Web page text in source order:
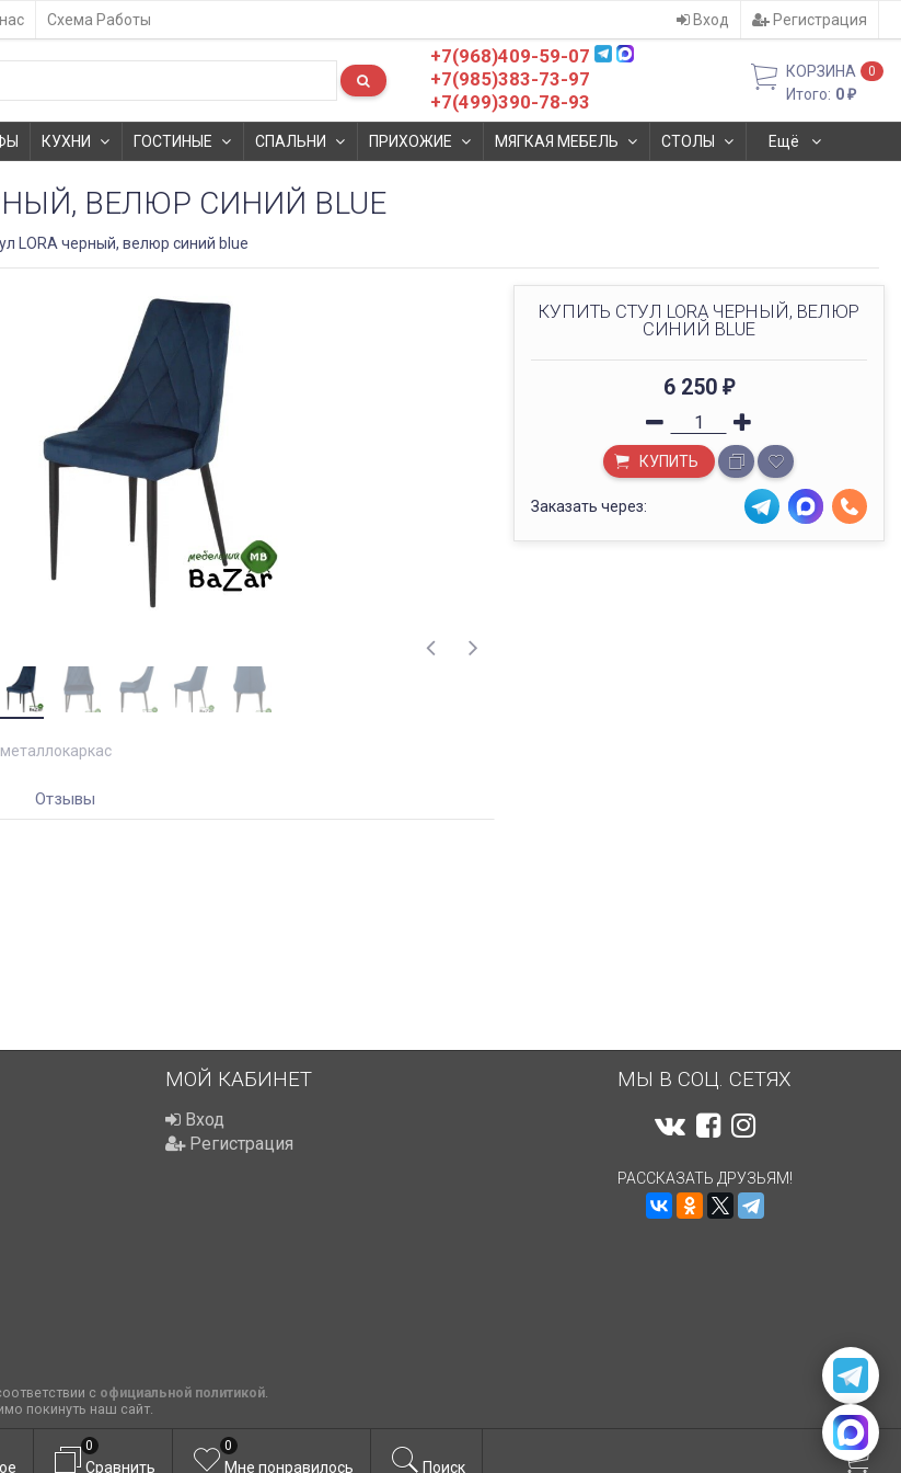
Схема Работы Вход Регистрация
+7(968)409-59-07
+7(985)383-73-97
+7(499)390-78-93
КОРЗИНА 0
Итого: 0₽
КУХНИ ГОСТИНЫЕ СПАЛЬНИ ПРИХОЖИЕ МЯГКАЯ МЕБЕЛЬ СТОЛЫ Ещё
ВЕЛЮР СИНИЙ BLUE
LORA черный, велюр синий blue
КУПИТЬ СТУЛ LORA ЧЕРНЫЙ, ВЕЛЮР
СИНИЙ BLUE
6 250 ₽
КУПИТЬ
Заказать через:
Отзывы
МОЙ КАБИНЕТ
Вход
Регистрация
МЫ В СОЦ. СЕТЯХ
РАССКАЗАТЬ ДРУЗЬЯМ!
с официальной политикой.
покинуть наш сайт.
Сравнить
0
Мне понравилось
0
Поиск